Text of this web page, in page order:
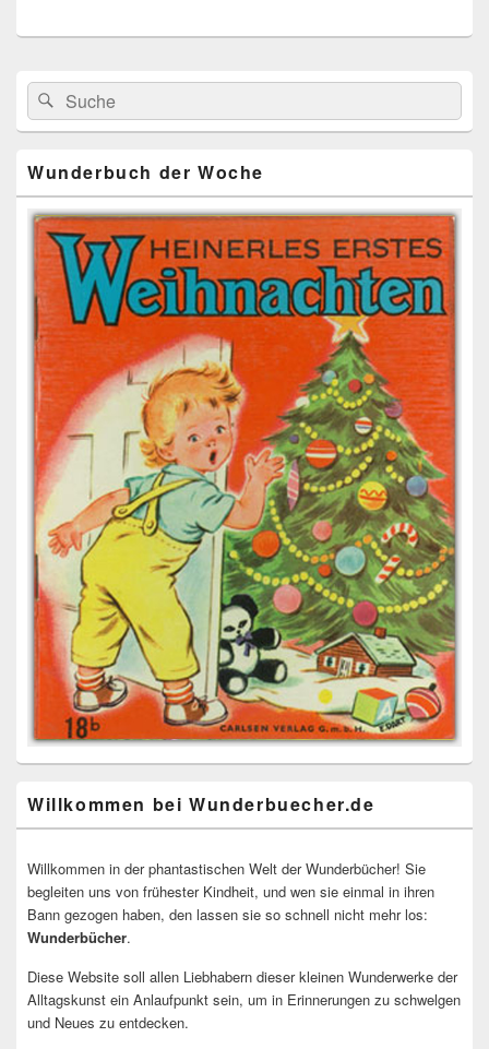
Primärer
Seitenleisten
Widget-
Bereich
Search
for:
Suche
Wunderbuch der Woche
Willkommen bei Wunderbuecher.de
Willkommen in der phantastischen Welt der Wunderbücher! Sie
begleiten uns von frühester Kindheit, und wen sie einmal in ihren
Bann gezogen haben, den lassen sie so schnell nicht mehr los:
Wunderbücher.
Diese Website soll allen Liebhabern dieser kleinen Wunderwerke der
Alltagskunst ein Anlaufpunkt sein, um in Erinnerungen zu schwelgen
und Neues zu entdecken.